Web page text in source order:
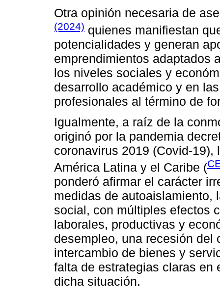
Otra opinión necesaria de
(2024) quienes manifiestan
potencialidades y generan
emprendimientos adaptados
los niveles sociales y
desarrollo académico y en
profesionales al término de
Igualmente, a raíz de la
originó por la pandemia
coronavirus 2019 (Covid-
América Latina y el Caribe (
ponderó afirmar el carácter
medidas de autoaislamiento,
social, con múltiples efectos
laborales, productivas y
desempleo, una recesión del
intercambio de bienes y
falta de estrategias claras en
dicha situación.